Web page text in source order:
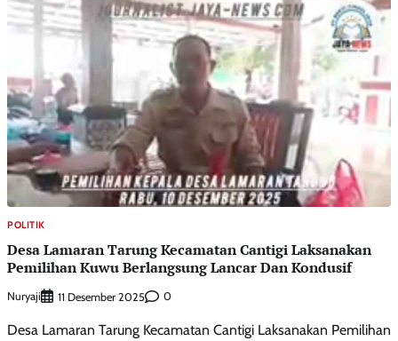
POLITIK
Desa Lamaran Tarung Kecamatan Cantigi Laksanakan
Pemilihan Kuwu Berlangsung Lancar Dan Kondusif
Nuryaji 11 Desember 2025 0
Desa Lamaran Tarung Kecamatan Cantigi Laksanakan Pemilihan